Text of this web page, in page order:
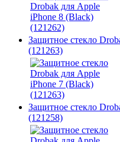
Защитное стекло
(121263)
Защитное стекло
(121258)